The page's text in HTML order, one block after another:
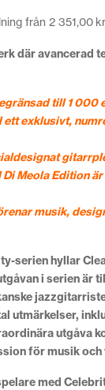
från 2 351,00 kr
där avancerad
till 1 000
ett exklusivt,
Meola Edition
musik,
serien hyllar
i serien är
utmärkelser,
utgåva
för musik och
med